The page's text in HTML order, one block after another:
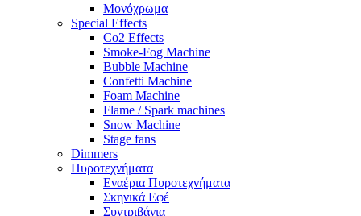
Μονόχρωμα
Special Effects
Co2 Effects
Smoke-Fog Machine
Bubble Machine
Confetti Machine
Foam Machine
Flame / Spark machines
Snow Machine
Stage fans
Dimmers
Πυροτεχνήματα
Εναέρια Πυροτεχνήματα
Σκηνικά Εφέ
Συντριβάνια